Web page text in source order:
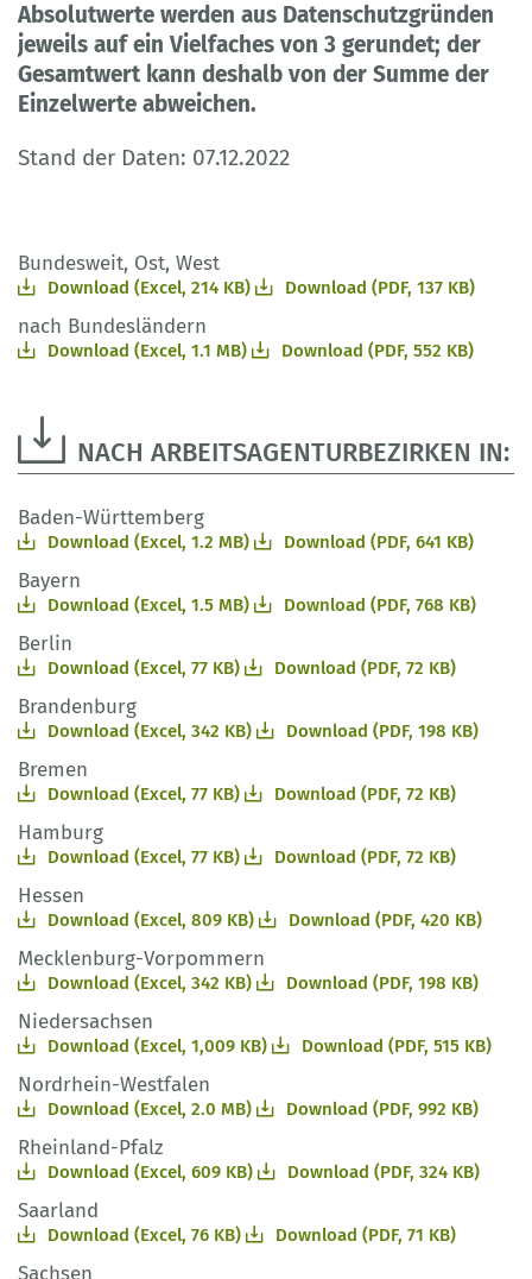
Absolutwerte werden aus Datenschutzgründen
jeweils auf ein Vielfaches von 3 gerundet; der
Gesamtwert kann deshalb von der Summe der
Einzelwerte abweichen.
Stand der Daten: 07.12.2022
Bundesweit, Ost, West
Download (Excel, 214 KB) Download (PDF, 137 KB)
nach Bundesländern
Download (Excel, 1.1 MB) Download (PDF, 552 KB)
NACH ARBEITSAGENTURBEZIRKEN IN:
Baden-Württemberg
Download (Excel, 1.2 MB) Download (PDF, 641 KB)
Bayern
Download (Excel, 1.5 MB) Download (PDF, 768 KB)
Berlin
Download (Excel, 77 KB) Download (PDF, 72 KB)
Brandenburg
Download (Excel, 342 KB) Download (PDF, 198 KB)
Bremen
Download (Excel, 77 KB) Download (PDF, 72 KB)
Hamburg
Download (Excel, 77 KB) Download (PDF, 72 KB)
Hessen
Download (Excel, 809 KB) Download (PDF, 420 KB)
Mecklenburg-Vorpommern
Download (Excel, 342 KB) Download (PDF, 198 KB)
Niedersachsen
Download (Excel, 1,009 KB) Download (PDF, 515 KB)
Nordrhein-Westfalen
Download (Excel, 2.0 MB) Download (PDF, 992 KB)
Rheinland-Pfalz
Download (Excel, 609 KB) Download (PDF, 324 KB)
Saarland
Download (Excel, 76 KB) Download (PDF, 71 KB)
Sachsen